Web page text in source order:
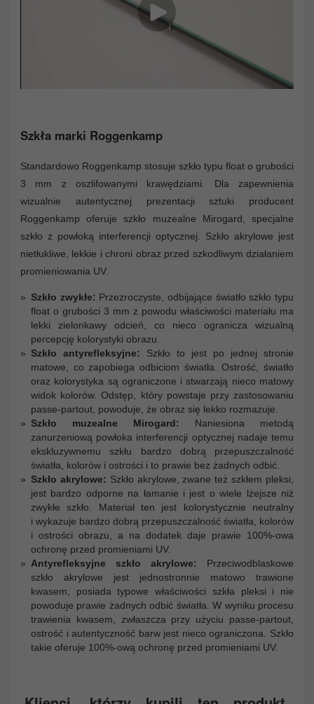
Szkła marki Roggenkamp
Standardowo Roggenkamp stosuje szkło typu float o grubości
3 mm z oszlifowanymi krawędziami. Dla zapewnienia
wizualnie autentycznej prezentacji sztuki producent
Roggenkamp oferuje szkło muzealne Mirogard, specjalne
szkło z powłoką interferencji optycznej. Szkło akrylowe jest
nietłukliwe, lekkie i chroni obraz przed szkodliwym działaniem
promieniowania UV.
Szkło zwykłe: Przezroczyste, odbijające światło szkło typu
float o grubości 3 mm z powodu właściwości materiału ma
lekki zielonkawy odcień, co nieco ogranicza wizualną
percepcję kolorystyki obrazu.
Szkło antyrefleksyjne: Szkło to jest po jednej stronie
matowe, co zapobiega odbiciom światła. Ostrość, światło
oraz kolorystyka są ograniczone i stwarzają nieco matowy
widok kolorów. Odstęp, który powstaje przy zastosowaniu
passe-partout, powoduje, że obraz się lekko rozmazuje.
Szkło muzealne Mirogard: Naniesiona metodą
zanurzeniową powłoka interferencji optycznej nadaje temu
ekskluzywnemu szkłu bardzo dobrą przepuszczalność
światła, kolorów i ostrości i to prawie bez żadnych odbić.
Szkło akrylowe: Szkło akrylowe, zwane też szkłem pleksi,
jest bardzo odporne na łamanie i jest o wiele lżejsze niż
zwykłe szkło. Materiał ten jest kolorystycznie neutralny
i wykazuje bardzo dobrą przepuszczalność światła, kolorów
i ostrości obrazu, a na dodatek daje prawie 100%-owa
ochronę przed promieniami UV.
Antyrefleksyjne szkło akrylowe: Przeciwodblaskowe
szkło akrylowe jest jednostronnie matowo trawione
kwasem, posiada typowe właściwości szkła pleksi i nie
powoduje prawie żadnych odbić światła. W wyniku procesu
trawienia kwasem, zwłaszcza przy użyciu passe-partout,
ostrość i autentyczność barw jest nieco ograniczona. Szkło
takie oferuje 100%-ową ochronę przed promieniami UV.